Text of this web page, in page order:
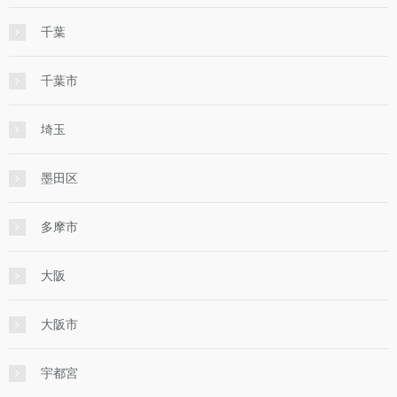
千葉
千葉市
埼玉
墨田区
多摩市
大阪
大阪市
宇都宮